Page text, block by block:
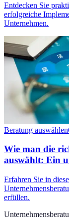
Entdecken Sie
erfolgreiche
Unternehmen.
Beratung auswählen
Wie man die
auswählt: Ein
Erfahren Sie in
erfüllen.